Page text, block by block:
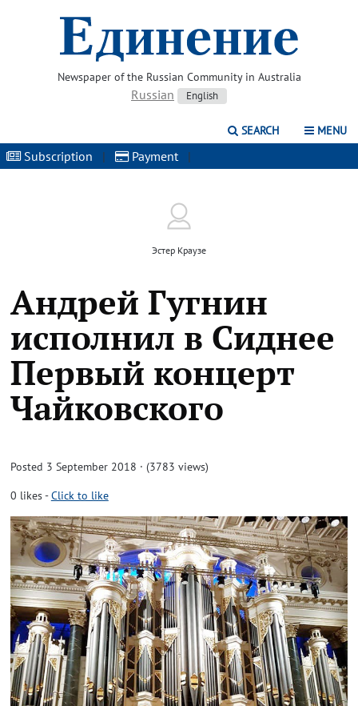
Newspaper of the Russian Community in Australia
Russian English
SEARCH MENU
Subscription | Payment |
Эстер Краузе
Андрей Гугнин
исполнил в Сиднее
Первый концерт
Чайковского
Posted 3 September 2018 · (3783 views)
0 likes-Click to like